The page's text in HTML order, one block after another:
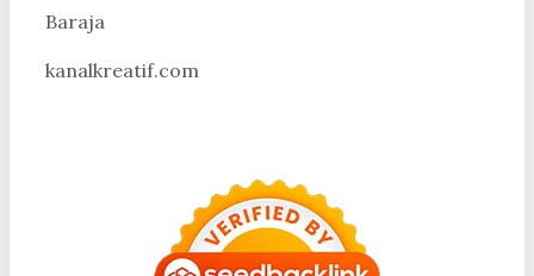
Baraja
kanalkreatif.com